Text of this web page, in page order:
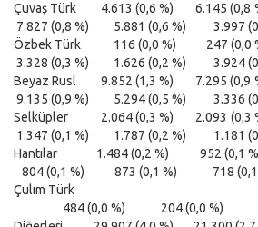
Çuvaş Türk 4.613 (0,6 %) 6.145
7.827 (0,8 %) 5.881 (0,6 %) 3.997
Özbek Türk 116 (0,0 %) 247
3.328 (0,3 %) 1.626 (0,2 %) 3.924
Beyaz Rusl 9.852 (1,3 %) 7.295
9.135 (0,9 %) 5.294 (0,5 %) 3.336
Selküpler 2.064 (0,3 %) 2.093
1.347 (0,1 %) 1.787 (0,2 %) 1.181
Hantılar 1.484 (0,2 %) 952
804 (0,1 %) 873 (0,1 %) 718 (0,1
Çulım
484 (0,0 %) 204 (0,0 %)